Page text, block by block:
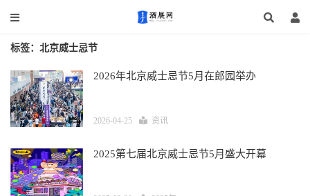
标签：北京威士忌节
2026年北京威士忌节5月在郎园举办
2026-04-25 资讯
2025第七届北京威士忌节5月盛大开幕